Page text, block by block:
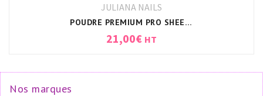
JULIANA NAILS
POUDRE PREMIUM PRO SHEER BALLERINA JULIANA NAILS
21,00€ HT
Nos marques